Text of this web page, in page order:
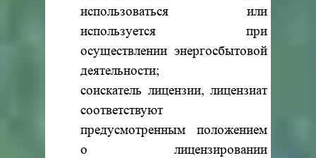
использоваться или
используется при
осуществлении энергосбытовой
деятельности;
соискатель лицензии, лицензиат
соответствуют
предусмотренным положением
о лицензировании